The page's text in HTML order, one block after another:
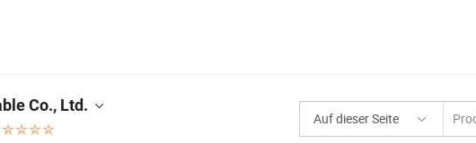
Auf dieser Seite
Co., Ltd.